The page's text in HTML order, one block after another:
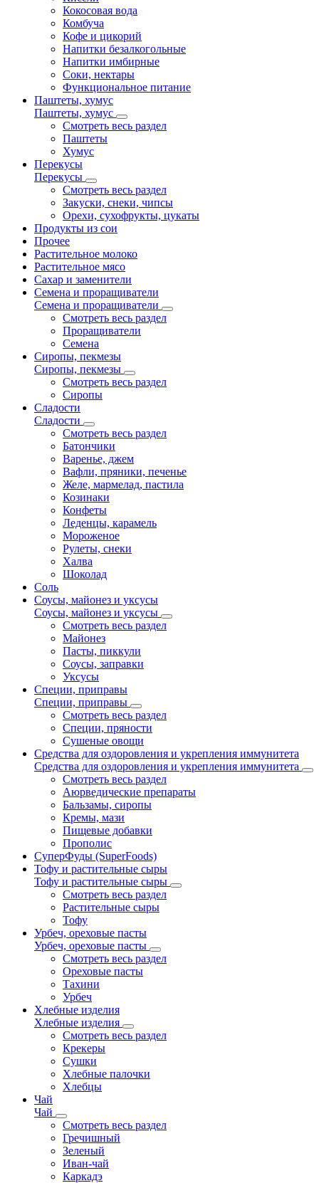
Кокосовая вода
Комбуча
Кофе и цикорий
Напитки безалкогольные
Напитки имбирные
Соки, нектары
Функциональное питание
Паштеты, хумус
Паштеты, хумус
Смотреть весь раздел
Паштеты
Хумус
Перекусы
Перекусы
Смотреть весь раздел
Закуски, снеки, чипсы
Орехи, сухофрукты, цукаты
Продукты из сои
Прочее
Растительное молоко
Растительное мясо
Сахар и заменители
Семена и проращиватели
Семена и проращиватели
Смотреть весь раздел
Проращиватели
Семена
Сиропы, пекмезы
Сиропы, пекмезы
Смотреть весь раздел
Сиропы
Сладости
Сладости
Смотреть весь раздел
Батончики
Варенье, джем
Вафли, пряники, печенье
Желе, мармелад, пастила
Козинаки
Конфеты
Леденцы, карамель
Мороженое
Рулеты, снеки
Халва
Шоколад
Соль
Соусы, майонез и уксусы
Соусы, майонез и уксусы
Смотреть весь раздел
Майонез
Пасты, пиккули
Соусы, заправки
Уксусы
Специи, приправы
Специи, приправы
Смотреть весь раздел
Специи, пряности
Сушеные овощи
Средства для оздоровления и укрепления иммунитета
Средства для оздоровления и укрепления иммунитета
Смотреть весь раздел
Аюрведические препараты
Бальзамы, сиропы
Кремы, мази
Пищевые добавки
Прополис
СуперФуды (SuperFoods)
Тофу и растительные сыры
Тофу и растительные сыры
Смотреть весь раздел
Растительные сыры
Тофу
Урбеч, ореховые пасты
Урбеч, ореховые пасты
Смотреть весь раздел
Ореховые пасты
Тахини
Урбеч
Хлебные изделия
Хлебные изделия
Смотреть весь раздел
Крекеры
Сушки
Хлебные палочки
Хлебцы
Чай
Чай
Смотреть весь раздел
Гречишный
Зеленый
Иван-чай
Каркадэ